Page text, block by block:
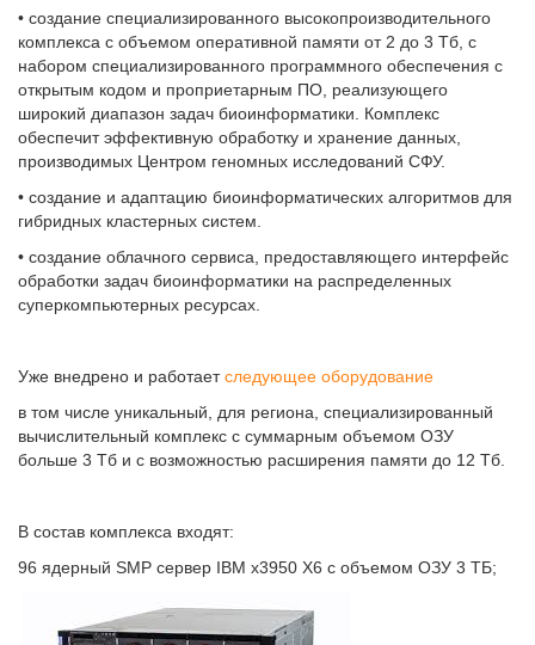
• создание специализированного высокопроизводительного
комплекса с объемом оперативной памяти от 2 до 3 Тб, с
набором специализированного программного обеспечения с
открытым кодом и проприетарным ПО, реализующего
широкий диапазон задач биоинформатики. Комплекс
обеспечит эффективную обработку и хранение данных,
производимых Центром геномных исследований СФУ.
• создание и адаптацию биоинформатических алгоритмов для
гибридных кластерных систем.
• создание облачного сервиса, предоставляющего интерфейс
обработки задач биоинформатики на распределенных
суперкомпьютерных ресурсах.
Уже внедрено и работаетследующее оборудование
в том числе уникальный, для региона, специализированный
вычислительный комплекс с суммарным объемом ОЗУ
больше 3 Тб и с возможностью расширения памяти до 12 Тб.
В состав комплекса входят:
96 ядерный SMP сервер IBM x3950 X6 с объемом ОЗУ 3 ТБ;